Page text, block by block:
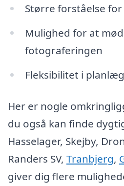
Større forståelse
Mulighed for at
fotograferingen
Fleksibilitet i
Her er nogle
du også kan finde
Hasselager, Skejby,
Randers SV, Tranbjerg,
giver dig flere